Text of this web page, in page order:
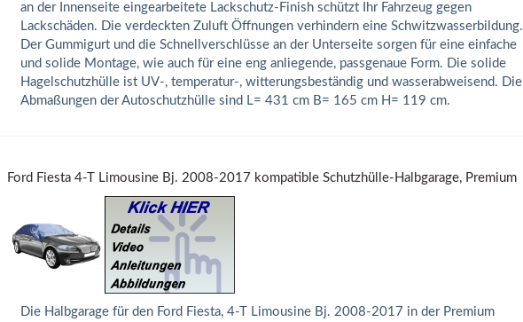
an der Innenseite eingearbeitete Lackschutz-Finish schützt Ihr Fahrzeug gegen
Lackschäden. Die verdeckten Zuluft Öffnungen verhindern eine Schwitzwasserbildung.
Der Gummigurt und die Schnellverschlüsse an der Unterseite sorgen für eine einfache
und solide Montage, wie auch für eine eng anliegende, passgenaue Form. Die solide
Hagelschutzhülle ist UV-, temperatur-, witterungsbeständig und wasserabweisend. Die
Abmaßungen der Autoschutzhülle sind L= 431 cm B= 165 cm H= 119 cm.
Ford Fiesta 4-T Limousine Bj. 2008-2017 kompatible Schutzhülle-Halbgarage, Premium
Die Halbgarage für den Ford Fiesta, 4-T Limousine Bj. 2008-2017 in der Premium